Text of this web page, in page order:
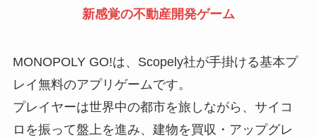
新感覚の不動産開発ゲーム
MONOPOLY GO!は、Scopely社が手掛ける基本プ
レイ無料のアプリゲームです。
プレイヤーは世界中の都市を旅しながら、サイコ
ロを振って盤上を進み、建物を買収・アップグレ